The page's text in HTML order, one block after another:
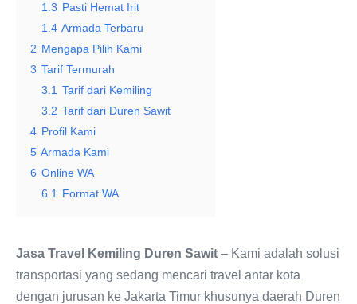
1.3 Pasti Hemat Irit
1.4 Armada Terbaru
2 Mengapa Pilih Kami
3 Tarif Termurah
3.1 Tarif dari Kemiling
3.2 Tarif dari Duren Sawit
4 Profil Kami
5 Armada Kami
6 Online WA
6.1
Format WA
Jasa Travel Kemiling Duren Sawit – Kami adalah solusi
transportasi yang sedang mencari travel antar kota
dengan jurusan ke Jakarta Timur khusunya daerah Duren